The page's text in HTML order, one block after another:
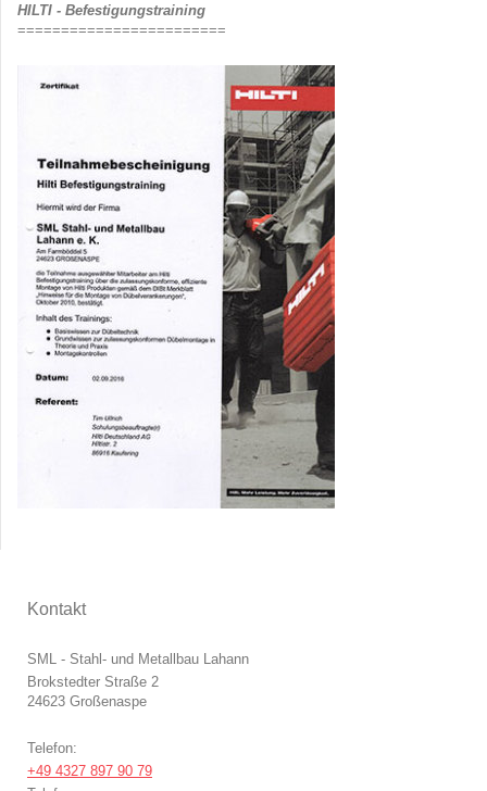
HILTI - Befestigungstraining
========================
Kontakt
SML - Stahl- und Metallbau Lahann
Brokstedter Straße 2
24623 Großenaspe
Telefon:
+49 4327 897 90 79